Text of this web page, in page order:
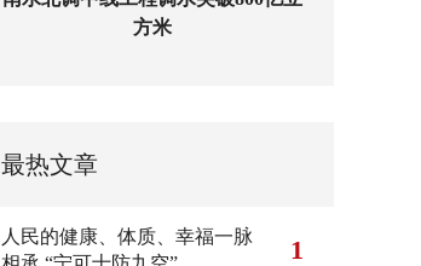
方米
最热文章
人民的健康、体质、幸福一脉
1